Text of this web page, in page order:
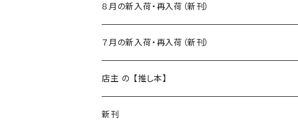
８月の新入荷・再入荷（新刊）
新入荷
再入荷
７月の新入荷・再入荷（新刊）
新入荷
再入荷
店主 の 【推し本】
新刊